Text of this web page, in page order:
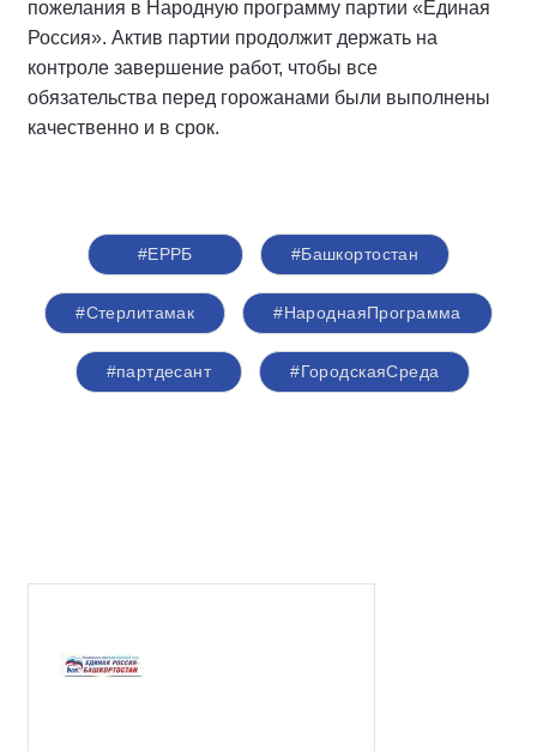
пожелания в Народную программу партии «Единая
Россия». Актив партии продолжит держать на
контроле завершение работ, чтобы все
обязательства перед горожанами были выполнены
качественно и в срок.
#ЕРРБ #Башкортостан
#Стерлитамак #НароднаяПрограмма
#партдесант #ГородскаяСреда